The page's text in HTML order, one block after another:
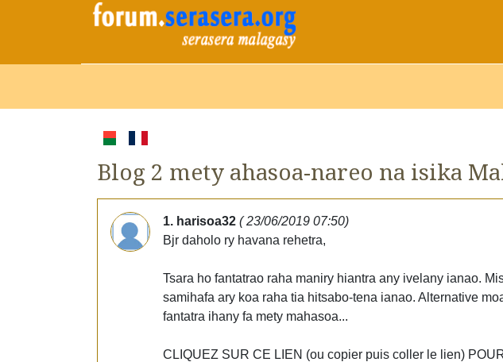
Blog 2 mety ahasoa-nareo na isika
1. harisoa32 ( 23/06/2019 07:50)
Bjr daholo ry havana rehetra,
Tsara ho fantatrao raha maniry hiantra any ivelany ianao.
samihafa ary koa raha tia hitsabo-tena ianao. Alternative
fantatra ihany fa mety mahasoa...
CLIQUEZ SUR CE LIEN (ou copier puis coller le lien)